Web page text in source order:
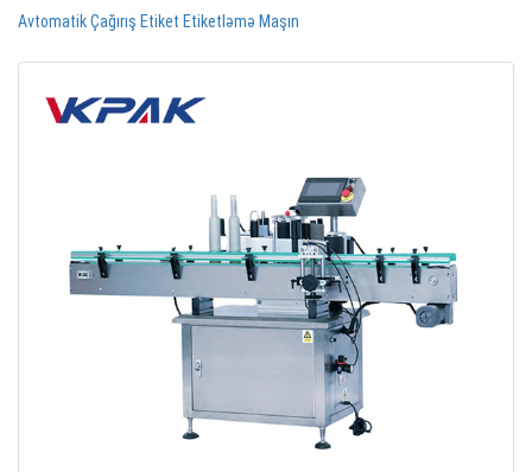
Avtomatik Çağırış Etiket Etiketləmə Maşın